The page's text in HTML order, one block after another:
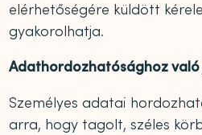
elérhetőségére küldött
gyakorolhatja.
Adathordozhatósághoz
Személyes adatai
arra, hogy tagolt, széles